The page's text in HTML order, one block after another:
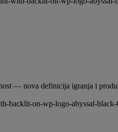
— nova definicija igranja i